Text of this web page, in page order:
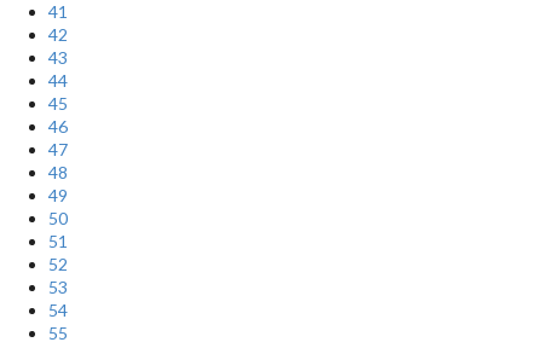
41
42
43
44
45
46
47
48
49
50
51
52
53
54
55